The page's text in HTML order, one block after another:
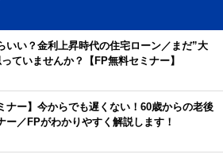
いい？金利上昇時代の住宅ローン／まだ”大
ていませんか？【FP無料セミナー】
ナー】今からでも遅くない！60歳からの老後
ー／FPがわかりやすく解説します！